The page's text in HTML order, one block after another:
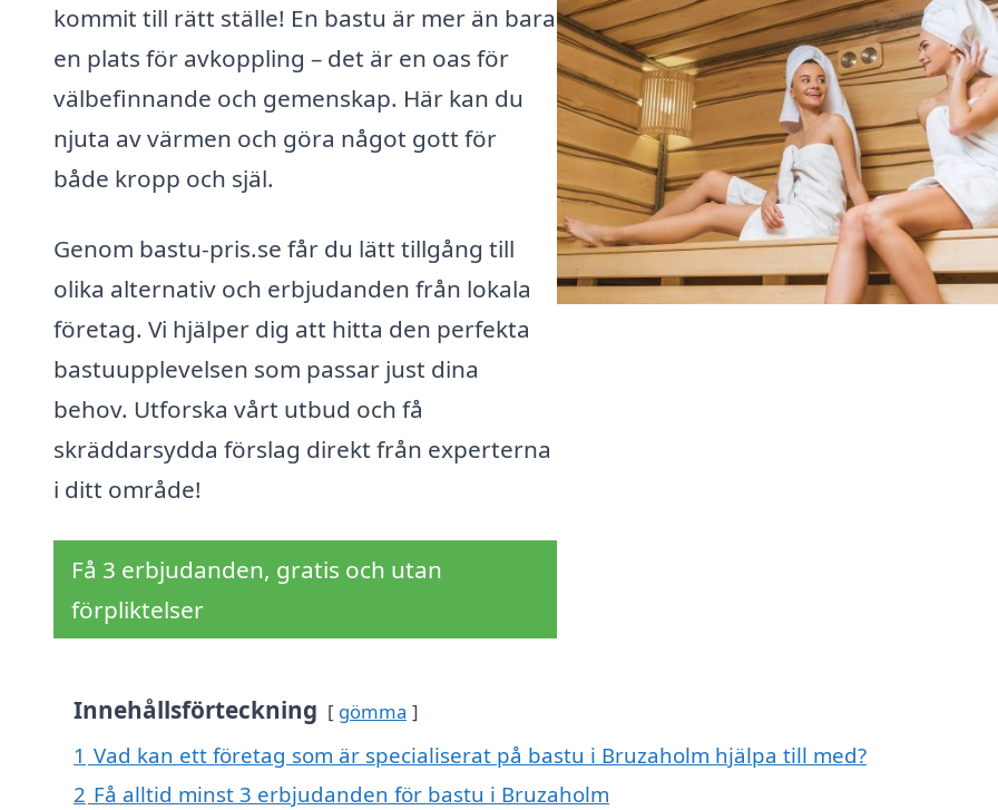
kommit till rätt ställe! En bastu är mer än bara
en plats för avkoppling – det är en oas för
välbefinnande och gemenskap. Här kan du
njuta av värmen och göra något gott för
både kropp och själ.
Genom bastu-pris.se får du lätt tillgång till
olika alternativ och erbjudanden från lokala
företag. Vi hjälper dig att hitta den perfekta
bastuupplevelsen som passar just dina
behov. Utforska vårt utbud och få
skräddarsydda förslag direkt från experterna
i ditt område!
Få 3 erbjudanden, gratis och utan
förpliktelser
Innehållsförteckning gömma
1 Vad kan ett företag som är specialiserat på bastu i Bruzaholm hjälpa till med?
2 Få alltid minst 3 erbjudanden för bastu i Bruzaholm